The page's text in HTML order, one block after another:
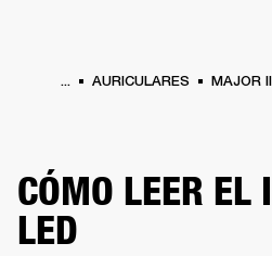
... AURICULARES MAJOR
CÓMO LEER EL
LED